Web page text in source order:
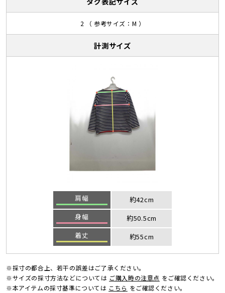
2 （ 参考サイズ：M ）
計測サイズ
肩幅
約42cm
身幅
約50.5cm
着丈
約55cm
※採寸の都合上、若干の誤差はご了承ください。
※サイズの採寸方法などについては ご購入時の注意点 をご確認ください。
※本アイテムの採寸基準については こちら をご確認ください。